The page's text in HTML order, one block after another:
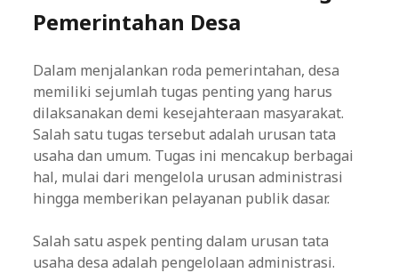
Pemerintahan Desa
Dalam menjalankan roda pemerintahan, desa
memiliki sejumlah tugas penting yang harus
dilaksanakan demi kesejahteraan masyarakat.
Salah satu tugas tersebut adalah urusan tata
usaha dan umum. Tugas ini mencakup berbagai
hal, mulai dari mengelola urusan administrasi
hingga memberikan pelayanan publik dasar.
Salah satu aspek penting dalam urusan tata
usaha desa adalah pengelolaan administrasi.